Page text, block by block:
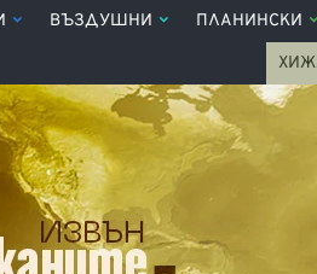
ВЪЗДУШНИ ПЛАНИНСКИ